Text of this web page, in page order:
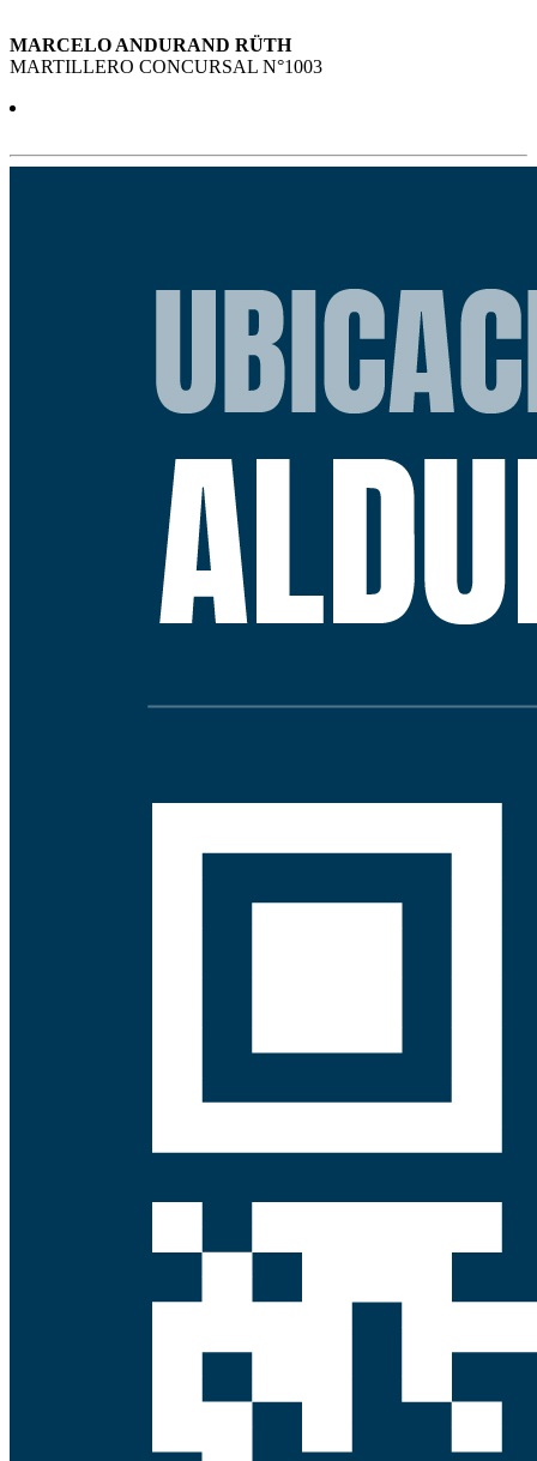
MARCELO ANDURAND RÜTH
MARTILLERO CONCURSAL N°1003